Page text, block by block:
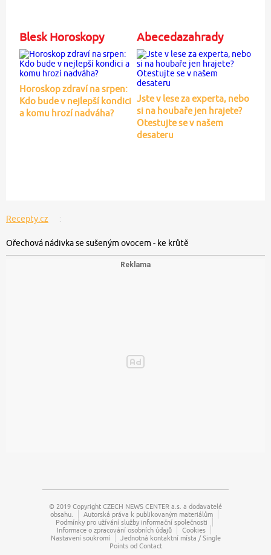
Blesk Horoskopy
Horoskop zdraví na srpen:
Kdo bude v nejlepší kondici
a komu hrozí nadváha?
Abecedazahrady
Jste v lese za experta, nebo
si na houbaře jen hrajete?
Otestujte se v našem
desateru
Recepty.cz
Ořechová nádivka se sušeným ovocem - ke krůtě
© 2019 Copyright CZECH NEWS CENTER a.s. a dodavatelé
obsahu.
Autorská práva k publikovaným materiálům
Podmínky pro užívání služby informační společnosti
Informace o zpracování osobních údajů
Cookies
Nastavení soukromí
Jednotná kontaktní místa / Single
Points od Contact